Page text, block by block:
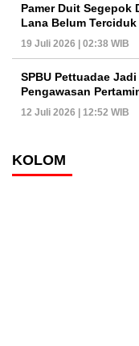
Pamer Duit Segepok
Lana Belum Terciduk
19 Juli 2026 | 02:38 WIB
SPBU Pettuadae
Pengawasan
12 Juli 2026 | 12:52 WIB
KOLOM